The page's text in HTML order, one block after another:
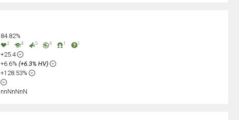
84.82%
2 4 5 4 1 1
+25.4
+6.6% (+6.3% HV)
+128.53%
nnNnNnN